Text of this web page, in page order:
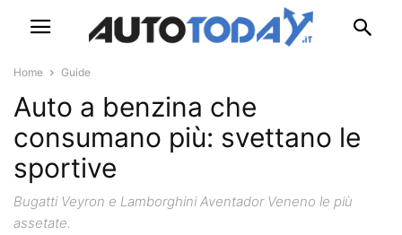
Home Guide
Auto a benzina che
consumano più: svettano le
sportive
Bugatti Veyron e Lamborghini Aventador Veneno le più
assetate.